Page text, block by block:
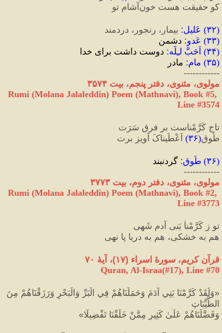
کو حقیقت هست خون‌آشامِ تو
(۳۲) عَلیل: بیمار، رنجور، دردمند
(۳۳) عَدو: دشمن
(۳۴) اَحَبَّ لـِلَّه: دوست داشت برای خدا
(۳۵) مام: مادر
------------
مولوی، مثنوی، دفتر پنجم، بیت ۳۵۷۴
Rumi (Molana Jalaleddin) Poem (Mathnavi), Book #5,
Line #3574
تاجِ کَرَّمْناست بر فرقِ سَرَت
طُوقِ(۳۶) اَعْطَیناکَ آویزِ برت
(۳۶) طُوق: گردنبند
------------
مولوی، مثنوی، دفتر دوم، بیت ۳۷۷۳
Rumi (Molana Jalaleddin) Poem (Mathnavi), Book #2,
Line #3773
تو زِ کَرَّمْناٰ بَنی آدم شَهی
هم به خشکی، هم به دریا پا نهی
قرآن کریم، سورهٔ اسراء (۱۷)، آیهٔ ۷۰
Quran, Al-Israa(#17), Line #70
«
الطَّيِّبَاتِ
وَفَضَّلْنَاهُمْ عَلَىٰ كَثِيرٍ مِمَّنْ خَلَقْنَا تَفْضِيلًا»